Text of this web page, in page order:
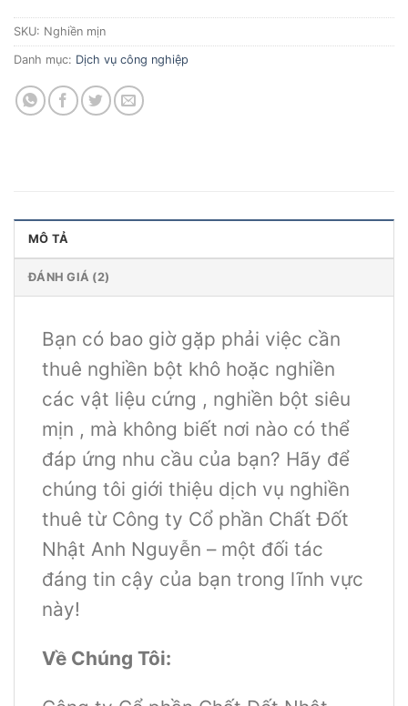
SKU: Nghiền mịn
Danh mục: Dịch vụ công nghiệp
MÔ TẢ
ĐÁNH GIÁ (2)
Bạn có bao giờ gặp phải việc cần
thuê nghiền bột khô hoặc nghiền
các vật liệu cứng , nghiền bột siêu
mịn , mà không biết nơi nào có thể
đáp ứng nhu cầu của bạn? Hãy để
chúng tôi giới thiệu dịch vụ nghiền
thuê từ Công ty Cổ phần Chất Đốt
Nhật Anh Nguyễn – một đối tác
đáng tin cậy của bạn trong lĩnh vực
này!
Về Chúng Tôi: